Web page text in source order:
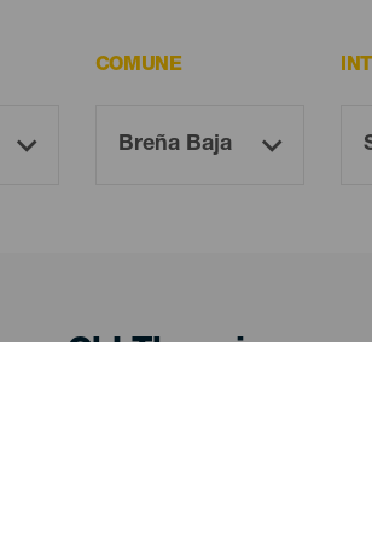
COMUNE
Oh! There is no